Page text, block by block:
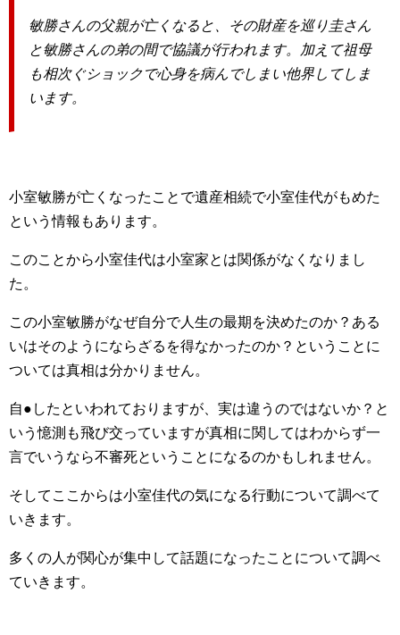
敏勝さんの父親が亡くなると、その財産を巡り圭さん
と敏勝さんの弟の間で協議が行われます。加えて祖母
も相次ぐショックで心身を病んでしまい他界してしま
います。
小室敏勝が亡くなったことで遺産相続で小室佳代がもめた
という情報もあります。
このことから小室佳代は小室家とは関係がなくなりまし
た。
この小室敏勝がなぜ自分で人生の最期を決めたのか？ある
いはそのようにならざるを得なかったのか？ということに
ついては真相は分かりません。
自●したといわれておりますが、実は違うのではないか？と
いう憶測も飛び交っていますが真相に関してはわからず一
言でいうなら不審死ということになるのかもしれません。
そしてここからは小室佳代の気になる行動について調べて
いきます。
多くの人が関心が集中して話題になったことについて調べ
ていきます。